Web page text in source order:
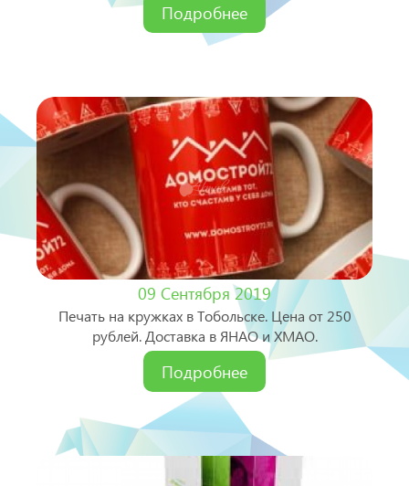
Подробнее
09 Сентября 2019
Печать на кружках в Тобольске. Цена от 250
рублей. Доставка в ЯНАО и ХМАО.
Подробнее